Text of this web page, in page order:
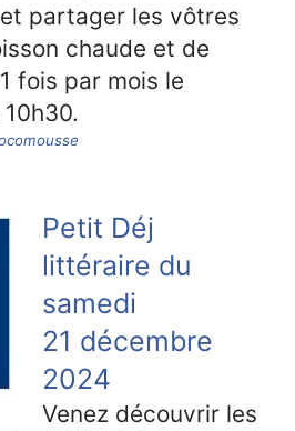
partager les vôtres
chaude et de
fois par mois le
Petit Déj
littéraire du
samedi
21 décembre
2024
Venez découvrir les